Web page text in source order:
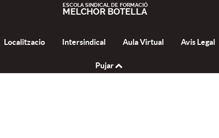
ESCOLA SINDICAL DE FORMACIÓ
MELCHOR BOTELLA
Localitzacio Intersindical Aula Virtual Avis Legal
Pujar